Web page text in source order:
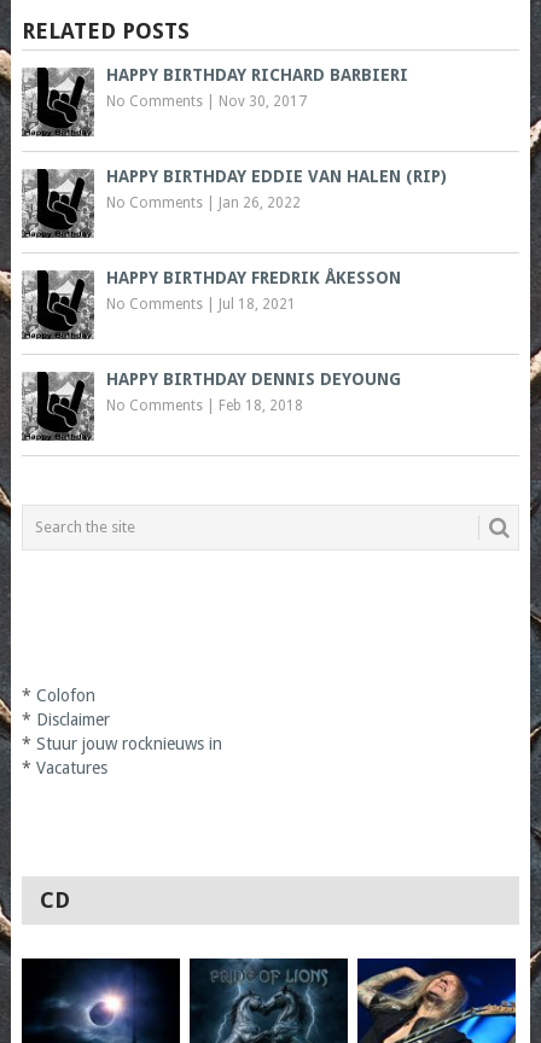
RELATED POSTS
HAPPY BIRTHDAY RICHARD BARBIERI
No Comments| Nov 30, 2017
HAPPY BIRTHDAY EDDIE VAN HALEN (RIP)
No Comments| Jan 26, 2022
HAPPY BIRTHDAY FREDRIK ÅKESSON
No Comments| Jul 18, 2021
HAPPY BIRTHDAY DENNIS DEYOUNG
No Comments| Feb 18, 2018
* Colofon
* Disclaimer
* Stuur jouw rocknieuws in
* Vacatures
CD